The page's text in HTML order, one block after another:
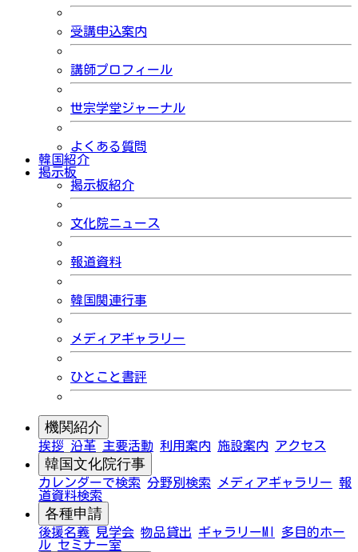
受講申込案内
講師プロフィール
世宗学堂ジャーナル
よくある質問
韓国紹介
掲示板
掲示板紹介
文化院ニュース
報道資料
韓国関連行事
メディアギャラリー
ひとこと書評
機関紹介
挨拶 沿革 主要活動 利用案内 施設案内 アクセス
韓国文化院行事
カレンダーで検索 分野別検索 メディアギャラリー 報
道資料検索
各種申請
後援名義 見学会 物品貸出 ギャラリーMI
多目的ホー
ル セミナー室